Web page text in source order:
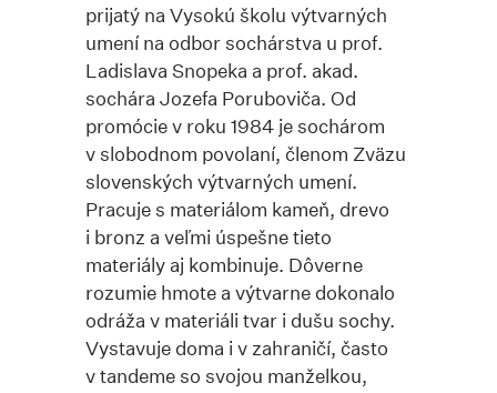
prijatý na Vysokú školu výtvarných
umení na odbor sochárstva u prof.
Ladislava Snopeka a prof. akad.
sochára Jozefa Poruboviča. Od
promócie v roku 1984 je sochárom
v slobodnom povolaní, členom Zväzu
slovenských výtvarných umení.
Pracuje s materiálom kameň, drevo
i bronz a veľmi úspešne tieto
materiály aj kombinuje. Dôverne
rozumie hmote a výtvarne dokonalo
odráža v materiáli tvar i dušu sochy.
Vystavuje doma i v zahraničí, často
v tandeme so svojou manželkou,